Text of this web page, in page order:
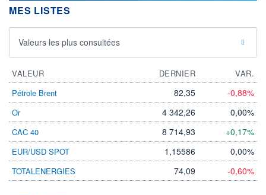
MES LISTES
Valeurs les plus consultées
VALEUR DERNIER
VAR.
Pétrole Brent
82,35 -0,88%
Or 4 342,26 0,00%
CAC 40 8 714,93 +0,17%
EUR/USD SPOT 1,15586 0,00%
TOTALENERGIES 74,09 -0,60%